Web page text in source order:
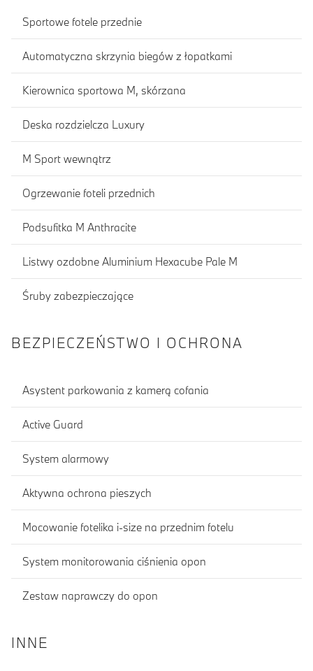
Sportowe fotele przednie
Automatyczna skrzynia biegów z łopatkami
Kierownica sportowa M, skórzana
Deska rozdzielcza Luxury
M Sport wewnątrz
Ogrzewanie foteli przednich
Podsufitka M Anthracite
Listwy ozdobne Aluminium Hexacube Pale M
Śruby zabezpieczające
BEZPIECZEŃSTWO I OCHRONA
Asystent parkowania z kamerą cofania
Active Guard
System alarmowy
Aktywna ochrona pieszych
Mocowanie fotelika i-size na przednim fotelu
System monitorowania ciśnienia opon
Zestaw naprawczy do opon
INNE